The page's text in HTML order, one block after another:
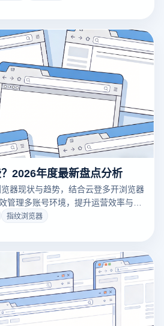
矩阵运营秘籍！
2026年度最新盘点分析
器现状与趋势，结合云登多开浏览器
管理多账号环境，提升运营效率与稳
指纹浏览器